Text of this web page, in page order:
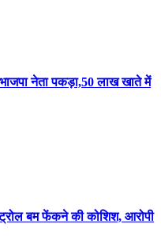
नेता पकड़ा,50 लाख खाते में
बम फेंकने की कोशिश, आरोपी